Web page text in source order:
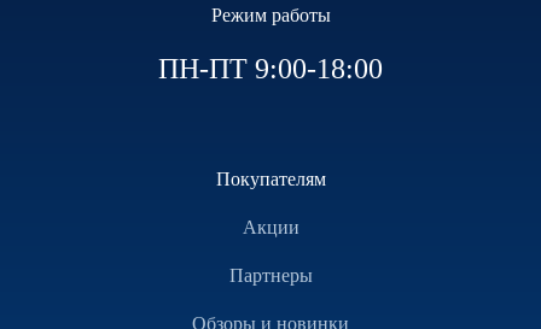
Режим работы
ПН-ПТ 9:00-18:00
Покупателям
Акции
Партнеры
Обзоры и новинки